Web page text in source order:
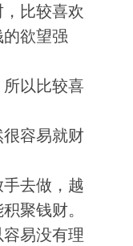
比较喜欢
欲望强
以比较喜
容易就财
去做，越
聚钱财。
易没有理